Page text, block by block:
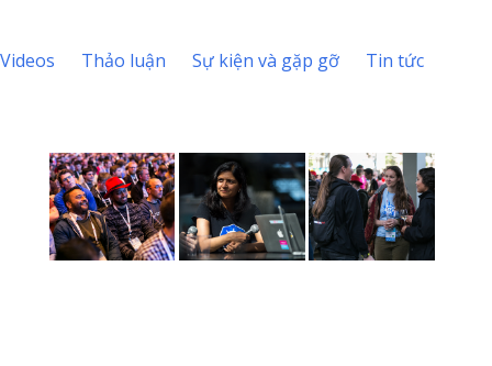
Videos Thảo luận Sự kiện và gặp gỡ Tin tức